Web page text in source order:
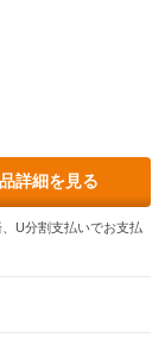
詳細を見る
U分割支払いでお支払